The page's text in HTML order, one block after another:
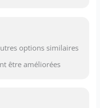
options similaires
être améliorées